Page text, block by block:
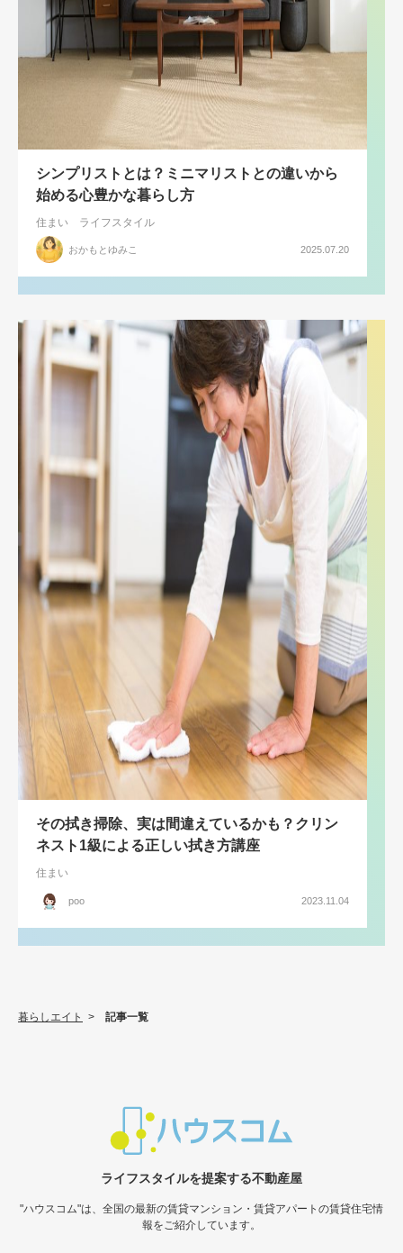
シンプリストとは？ミニマリストとの違いから
始める心豊かな暮らし方
住まい ライフスタイル
おかもとゆみこ 2025.07.20
その拭き掃除、実は間違えているかも？クリン
ネスト1級による正しい拭き方講座
住まい
poo 2023.11.04
暮らしエイト > 記事一覧
ライフスタイルを提案する不動産屋
"ハウスコム"は、全国の最新の賃貸マンション・賃貸アパートの賃貸住宅情
報をご紹介しています。